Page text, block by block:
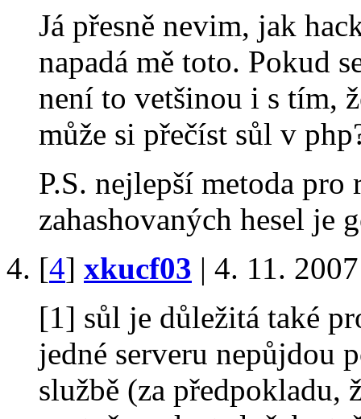
Já přesně nevim, jak
napadá mě toto. Pokud
není to vetšinou i s tím,
může si přečíst sůl v
P.S. nejlepší metoda
zahashovaných hesel je
[4] xkucf03 | 4. 11.
[1] sůl je důležitá také
jedné serveru nepůjdou
službě (za předpokladu,